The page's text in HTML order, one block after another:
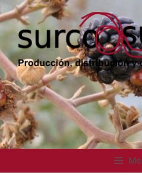
Saltar
al
contenido